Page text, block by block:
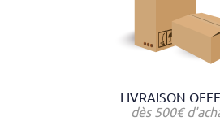
LIVRAISON
dès 500€